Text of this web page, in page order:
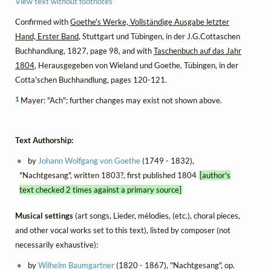
Confirmed withGoethe's Werke, Vollständige Ausgabe letzter
Hand, Erster Band, Stuttgart und Tübingen, in der J.G.Cottaschen
Buchhandlung, 1827, page 98, and withTaschenbuch auf das Jahr
1804, Herausgegeben von Wieland und Goethe, Tübingen, in der
Cotta'schen Buchhandlung, pages 120-121.
1 Mayer: "Ach"; further changes may exist not shown above.
Text Authorship:
byJohann Wolfgang von Goethe(1749 - 1832),
"Nachtgesang", written 1803?, first published 1804 [author's
text checked 2 times against a primary source]
Musical settings(art songs, Lieder, mélodies, (etc.), choral pieces,
and other vocal works set to this text), listed by composer (not
necessarily exhaustive):
byWilhelm Baumgartner(1820 - 1867), "Nachtgesang", op.